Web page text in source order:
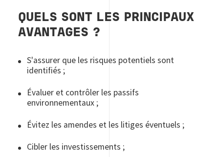
QUELS SONT LES PRINCIPAUX
AVANTAGES ?
S'assurer que les risques potentiels sont
identifiés ;
Évaluer et contrôler les passifs
environnementaux ;
Évitez les amendes et les litiges éventuels ;
Cibler les investissements ;